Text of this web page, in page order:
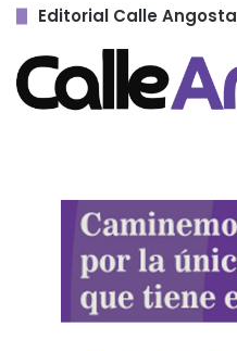
Editorial Calle Angosta